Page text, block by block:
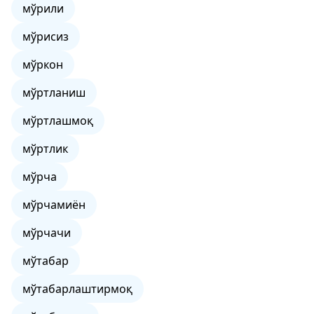
мўрили
мўрисиз
мўркон
мўртланиш
мўртлашмоқ
мўртлик
мўрча
мўрчамиён
мўрчачи
мўтабар
мўтабарлаштирмоқ